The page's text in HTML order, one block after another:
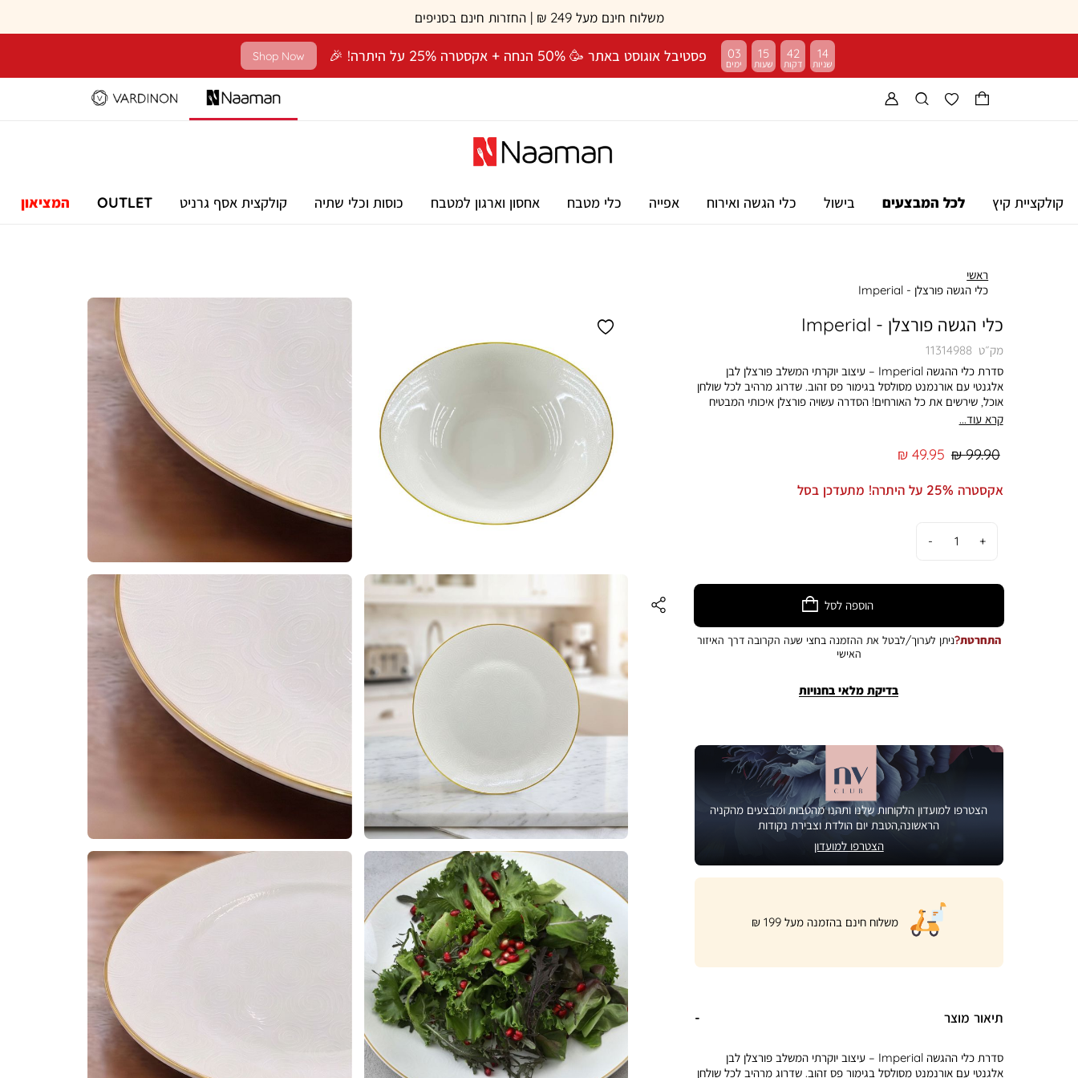
משלוח חינם מעל 249 ₪ | החזרות חינם בסניפים
פסטיבל אוגוסט באתר 🥳 50% הנחה + אקסטרה 25% על היתרה! 🎉 Shop Now 03 15 42 13
קולקציית קיץ לכל המבצעים בישול כלי הגשה ואירוח אפייה כלי מטבח אחסון וארגון למטבח כוסות וכלי שתיה קולקצית אסף גרניט OUTLET המציאון
ראשי
כלי הגשה פורצלן - Imperial
כלי הגשה פורצלן - Imperial
מק״ט 11314988
סדרת כלי ההגשה Imperial – עיצוב יוקרתי המשלב פורצלן לבן
אלגנטי עם אורנמנט מסולסל בגימור פס זהוב. שדרוג מרהיב לכל שולחן
אוכל, שירשים את כל האורחים! הסדרה עשויה פורצלן איכותי המבטיח
עמידות גבוהה ומראה יוקרתי - עיצוב מיוחד: עיטור מסולסל עם פס
הצבע במציאות עשוי להיות שונה מהמוצג בתמונה
קרא עוד...
מחיר
49.95 ₪
מחיר
99.90 ₪
אקסטרה 25% על היתרה! מתעדכן בסל
הוספה לסל
התחרטת?ניתן לערוך/לבטל את ההזמנה בחצי שעה הקרובה דרך האיזור
האישי
בדיקת מלאי בחנויות
הצטרפו למועדון הלקוחות שלנו ותהנו מהטבות ומבצעים מהקניה
הראשונה,הטבת יום הולדת וצבירת נקודות
הצטרפו למועדון
|
product
page
banner
משלוח חינם בהזמנה מעל 199 ₪
תיאור מוצר
סדרת כלי ההגשה Imperial – עיצוב יוקרתי המשלב פורצלן לבן
אלגנטי עם אורנמנט מסולסל בגימור פס זהוב. שדרוג מרהיב לכל שולחן